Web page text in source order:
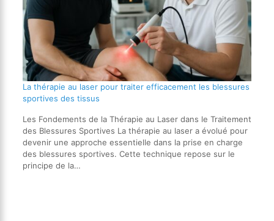
La thérapie au laser pour traiter efficacement les blessures
sportives des tissus
Les Fondements de la Thérapie au Laser dans le Traitement
des Blessures Sportives La thérapie au laser a évolué pour
devenir une approche essentielle dans la prise en charge
des blessures sportives. Cette technique repose sur le
principe de la…